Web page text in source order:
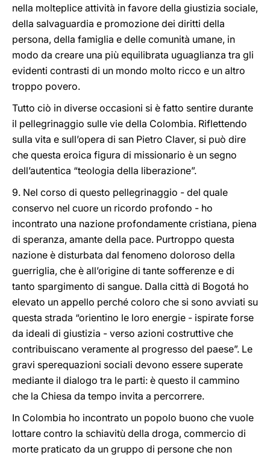
nella molteplice attività in favore della giustizia sociale,
della salvaguardia e promozione dei diritti della
persona, della famiglia e delle comunità umane, in
modo da creare una più equilibrata uguaglianza tra gli
evidenti contrasti di un mondo molto ricco e un altro
troppo povero.
Tutto ciò in diverse occasioni si è fatto sentire durante
il pellegrinaggio sulle vie della Colombia. Riflettendo
sulla vita e sull’opera di san Pietro Claver, si può dire
che questa eroica figura di missionario è un segno
dell’autentica “teologia della liberazione”.
9. Nel corso di questo pellegrinaggio - del quale
conservo nel cuore un ricordo profondo - ho
incontrato una nazione profondamente cristiana, piena
di speranza, amante della pace. Purtroppo questa
nazione è disturbata dal fenomeno doloroso della
guerriglia, che è all’origine di tante sofferenze e di
tanto spargimento di sangue. Dalla città di Bogotá ho
elevato un appello perché coloro che si sono avviati su
questa strada “orientino le loro energie - ispirate forse
da ideali di giustizia - verso azioni costruttive che
contribuiscano veramente al progresso del paese”. Le
gravi sperequazioni sociali devono essere superate
mediante il dialogo tra le parti: è questo il cammino
che la Chiesa da tempo invita a percorrere.
In Colombia ho incontrato un popolo buono che vuole
lottare contro la schiavitù della droga, commercio di
morte praticato da un gruppo di persone che non